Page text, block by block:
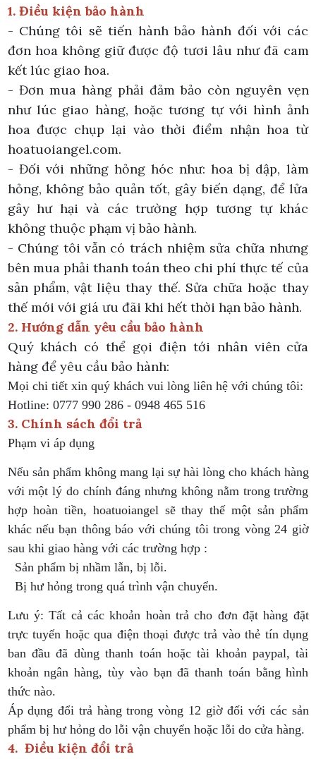
1. Điều kiện bảo hành
- Chúng tôi sẽ tiến hành bảo hành đối với các
đơn hoa không giữ được độ tươi lâu như đã cam
kết lúc giao hoa.
- Đơn mua hàng phải đảm bảo còn nguyên vẹn
như lúc giao hàng, hoặc tương tự với hình ảnh
hoa được chụp lại vào thời điểm nhận hoa từ
hoatuoiangel.com.
- Đối với những hỏng hóc như: hoa bị dập, làm
hỏng, không bảo quản tốt, gây biến dạng, để lửa
gây hư hại và các trường hợp tương tự khác
không thuộc phạm vị bảo hành.
- Chúng tôi vẫn có trách nhiệm sửa chữa nhưng
bên mua phải thanh toán theo chi phí thực tế của
sản phẩm, vật liệu thay thế. Sửa chữa hoặc thay
thế mới với giá ưu đãi khi hết thời hạn bảo hành.
2. Hướng dẫn yêu cầu bảo hành
Quý khách có thể gọi điện tới nhân viên cửa
hàng để yêu cầu bảo hành:
Mọi chi tiết xin quý khách vui lòng liên hệ với chúng tôi:
Hotline: 0777 990 286 - 0948 465 516
3. Chính sách đổi trả
Phạm vi áp dụng
Nếu sản phẩm không mang lại sự hài lòng cho khách hàng
với một lý do chính đáng nhưng không nằm trong trường
hợp hoàn tiền, hoatuoiangel sẽ thay thế một sản phẩm
khác nếu bạn thông báo với chúng tôi trong vòng 24 giờ
sau khi giao hàng với các trường hợp :
Sản phẩm bị nhầm lẫn, bị lỗi.
Bị hư hỏng trong quá trình vận chuyển.
Lưu ý: Tất cả các khoản hoàn trả cho đơn đặt hàng đặt
trực tuyến hoặc qua điện thoại được trả vào thẻ tín dụng
ban đầu đã dùng thanh toán hoặc tài khoản paypal, tài
khoản ngân hàng, tùy vào bạn đã thanh toán bằng hình
thức nào.
Áp dụng đổi trả hàng trong vòng 12 giờ đối với các sản
phẩm bị hư hỏng do lỗi vận chuyển hoặc lỗi do cửa hàng.
4. Điều kiện đổi trả